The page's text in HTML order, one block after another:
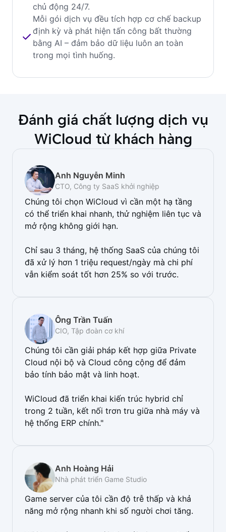
chủ động 24/7.
Mỗi gói dịch vụ đều tích hợp cơ chế backup
định kỳ và phát hiện tấn công bất thường
bằng AI – đảm bảo dữ liệu luôn an toàn
trong mọi tình huống.
Đánh giá chất lượng dịch vụ
WiCloud từ khách hàng
Anh Nguyễn Minh
CTO, Công ty SaaS khởi nghiệp
Chúng tôi chọn WiCloud vì cần một hạ tầng
có thể triển khai nhanh, thử nghiệm liên tục và
mở rộng không giới hạn.
Chỉ sau 3 tháng, hệ thống SaaS của chúng tôi
đã xử lý hơn 1 triệu request/ngày mà chi phí
vẫn kiểm soát tốt hơn 25% so với trước.
Ông Trần Tuấn
CIO, Tập đoàn cơ khí
Chúng tôi cần giải pháp kết hợp giữa Private
Cloud nội bộ và Cloud công cộng để đảm
bảo tính bảo mật và linh hoạt.
WiCloud đã triển khai kiến trúc hybrid chỉ
trong 2 tuần, kết nối trơn tru giữa nhà máy và
hệ thống ERP chính."
Anh Hoàng Hải
Nhà phát triển Game Studio
Game server của tôi cần độ trễ thấp và khả
năng mở rộng nhanh khi số người chơi tăng.